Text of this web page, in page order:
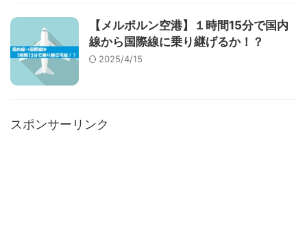
【メルボルン空港】１時間15分で国内
線から国際線に乗り継げるか！？
2025/4/15
スポンサーリンク